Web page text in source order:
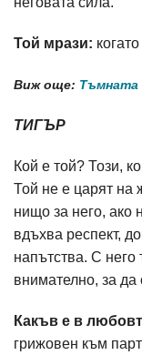
Той мрази:
Виж още: Тъмната
ТИГЪР
Кой е той? Този,
Той не е царят на
нищо за него, ако
вдъхва респект,
напътства. С него
внимателно, за
Какъв е в
грижовен към